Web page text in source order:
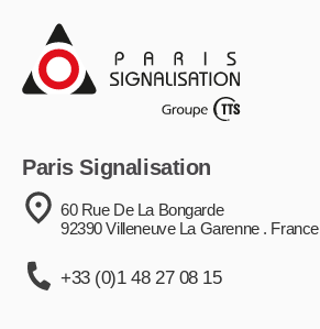
Paris Signalisation
60 Rue De La Bongarde
92390 Villeneuve La Garenne . France
+33 (0)1 48 27 08 15